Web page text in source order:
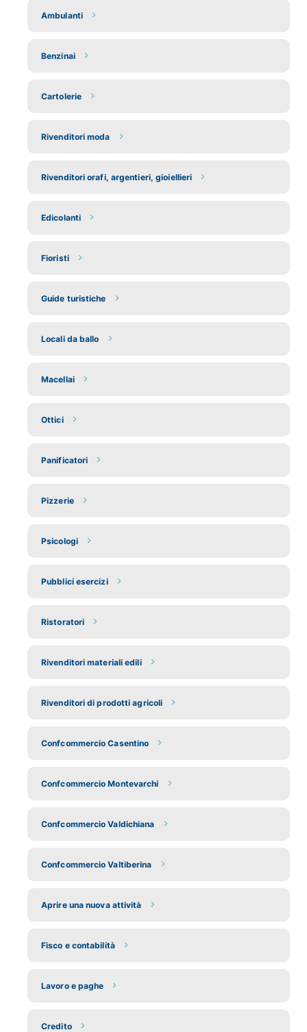
Ambulanti
Benzinai
Cartolerie
Rivenditori moda
Rivenditori orafi, argentieri, gioiellieri
Edicolanti
Fioristi
Guide turistiche
Locali da ballo
Macellai
Ottici
Panificatori
Pizzerie
Psicologi
Pubblici esercizi
Ristoratori
Rivenditori materiali edili
Rivenditori di prodotti agricoli
Confcommercio Casentino
Confcommercio Montevarchi
Confcommercio Valdichiana
Confcommercio Valtiberina
Aprire una nuova attività
Fisco e contabilità
Lavoro e paghe
Credito